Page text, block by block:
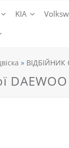
KIA
ВІДБІЙНИК